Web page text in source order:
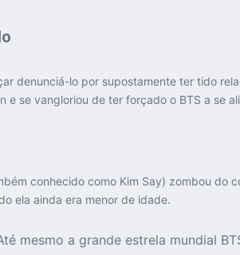
denunciá-lo por supostamente ter tido
se vangloriou de ter forçado o BTS a se
conhecido como Kim Say) zombou do
ela ainda era menor de idade.
mesmo a grande estrela mundial